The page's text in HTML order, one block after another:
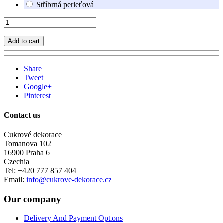
Stříbrná perleťová
Add to cart
Share
Tweet
Google+
Pinterest
Contact us
Cukrové dekorace
Tomanova 102
16900 Praha 6
Czechia
Tel: +420 777 857 404
Email: info@cukrove-dekorace.cz
Our company
Delivery And Payment Options